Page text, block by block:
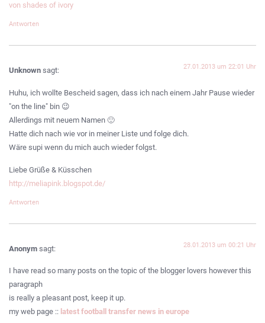
von shades of ivory
Antworten
Unknown sagt: 27.01.2013 um 22:01 Uhr
Huhu, ich wollte Bescheid sagen, dass ich nach einem Jahr Pause wieder
"on the line" bin 😉
Allerdings mit neuem Namen 🙂
Hatte dich nach wie vor in meiner Liste und folge dich.
Wäre supi wenn du mich auch wieder folgst.
Liebe Grüße & Küsschen
http://meliapink.blogspot.de/
Antworten
Anonym sagt: 28.01.2013 um 00:21 Uhr
I have read so many posts on the topic of the blogger lovers however this
paragraph
is really a pleasant post, keep it up.
my web page :: latest football transfer news in europe